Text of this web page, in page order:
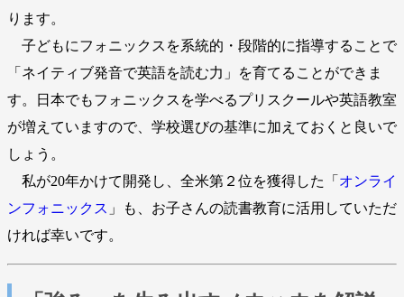
ります。
子どもにフォニックスを系統的・段階的に指導することで
「ネイティブ発音で英語を読む力」を育てることができま
す。日本でもフォニックスを学べるプリスクールや英語教室
が増えていますので、学校選びの基準に加えておくと良いで
しょう。
私が20年かけて開発し、全米第２位を獲得した「 オンライ
ンフォニックス 」も、お子さんの読書教育に活用していただ
ければ幸いです。